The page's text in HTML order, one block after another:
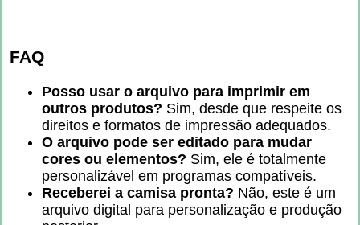
FAQ
Posso usar o arquivo para imprimir em
outros produtos? Sim, desde que respeite os
direitos e formatos de impressão adequados.
O arquivo pode ser editado para mudar
cores ou elementos? Sim, ele é totalmente
personalizável em programas compatíveis.
Receberei a camisa pronta? Não, este é um
arquivo digital para personalização e produção